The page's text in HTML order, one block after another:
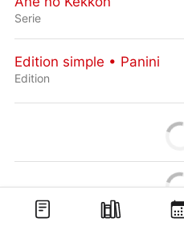
Serie
Edition simple • Panini
Edition